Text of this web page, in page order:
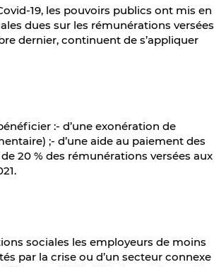
19, les pouvoirs publics ont mis en
dues sur les rémunérations versées
dernier, continuent de s’appliquer
:- d’une exonération de
;- d’une aide au paiement des
20 % des rémunérations versées aux
sociales les employeurs de moins
par la crise ou d’un secteur connexe